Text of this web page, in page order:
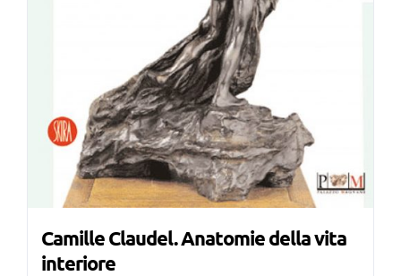
Camille Claudel. Anatomie della vita
interiore